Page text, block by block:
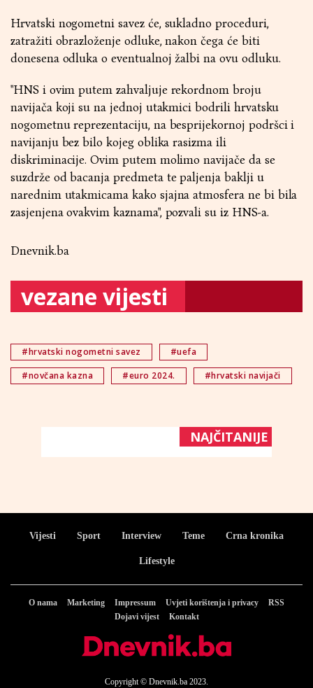
Hrvatski nogometni savez će, sukladno proceduri,
zatražiti obrazloženje odluke, nakon čega će biti
donesena odluka o eventualnoj žalbi na ovu odluku.
"HNS i ovim putem zahvaljuje rekordnom broju
navijača koji su na jednoj utakmici bodrili hrvatsku
nogometnu reprezentaciju, na besprijekornoj podršci i
navijanju bez bilo kojeg oblika rasizma ili
diskriminacije. Ovim putem molimo navijače da se
suzdrže od bacanja predmeta te paljenja baklji u
narednim utakmicama kako sjajna atmosfera ne bi bila
zasjenjena ovakvim kaznama", pozvali su iz HNS-a.
Dnevnik.ba
vezane vijesti
#hrvatski nogometni savez
#uefa
#novčana kazna
#euro 2024. #hrvatski navijači
NAJČITANIJE
Vijesti Sport Interview Teme Crna kronika
Lifestyle
O nama Marketing Impressum Uvjeti korištenja i privacy
RSS
Dojavi vijest
Kontakt
Copyright © Dnevnik.ba 2023.